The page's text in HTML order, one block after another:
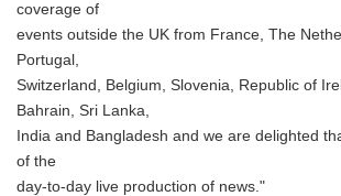
coverage of
events outside the UK from France, The
Portugal,
Switzerland, Belgium, Slovenia, Republic of
Bahrain, Sri Lanka,
India and Bangladesh and we are delighted
of the
day-to-day live production of news."